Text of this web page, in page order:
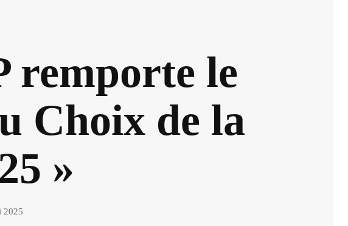
remporte le
Choix de la
»
2025